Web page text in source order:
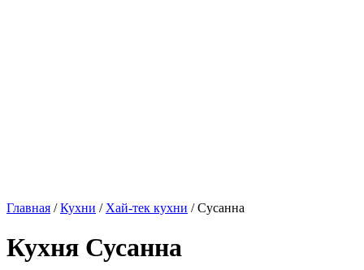
Главная /Кухни / Хай-тек кухни / Сусанна
Кухня Сусанна